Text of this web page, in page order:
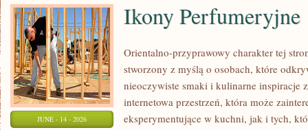
JUNE - 14 - 2026
Ikony Perfumeryjne
Orientalno-przyprawowy charakter tej
stworzony z myślą o osobach, które
nieoczywiste smaki i kulinarne inspiracje
internetowa przestrzeń, która może
eksperymentujące w kuchni, jak i tych,